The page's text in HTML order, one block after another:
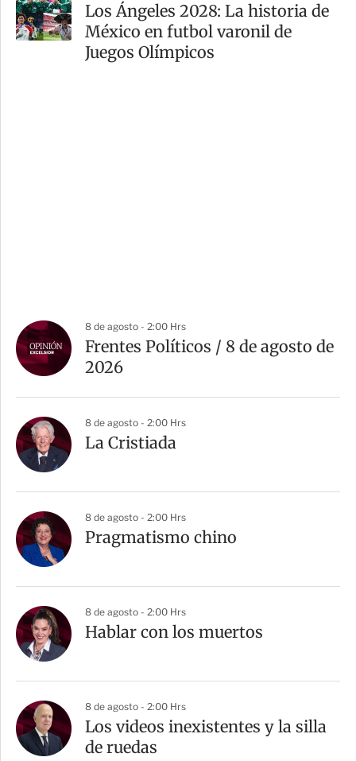
Los Ángeles 2028: La historia de
México en futbol varonil de
Juegos Olímpicos
8 de agosto - 2:00 Hrs
Frentes Políticos / 8 de agosto de
2026
8 de agosto - 2:00 Hrs
La Cristiada
8 de agosto - 2:00 Hrs
Pragmatismo chino
8 de agosto - 2:00 Hrs
Hablar con los muertos
8 de agosto - 2:00 Hrs
Los videos inexistentes y la silla
de ruedas